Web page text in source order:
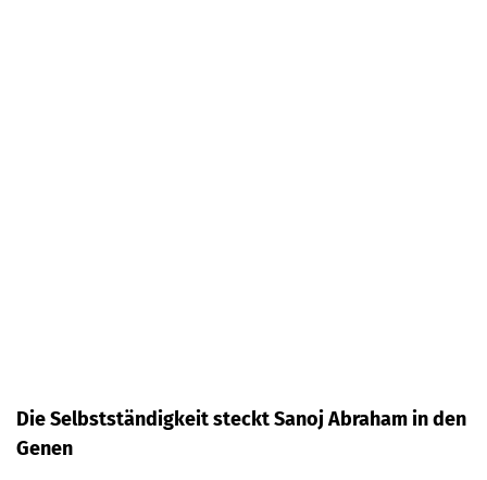
Die Selbstständigkeit steckt Sanoj Abraham in den
Genen